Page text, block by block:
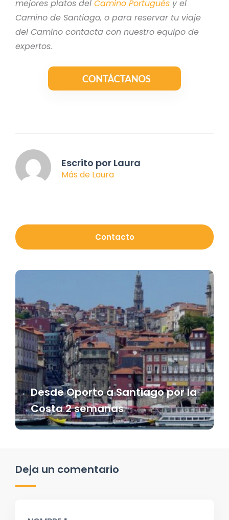
mejores platos del Camino Portugués y el
Camino de Santiago, o para reservar tu viaje
del Camino contacta con nuestro equipo de
expertos.
Escrito por Laura
Más de Laura
Contacto
Desde Oporto a Santiago por la
Costa 2 semanas
Deja un comentario